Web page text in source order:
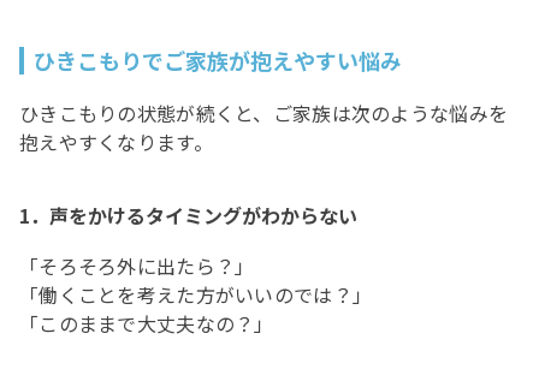
ひきこもりでご家族が抱えやすい悩み
ひきこもりの状態が続くと、ご家族は次のような悩みを
抱えやすくなります。
1．声をかけるタイミングがわからない
「そろそろ外に出たら？」
「働くことを考えた方がいいのでは？」
「このままで大丈夫なの？」